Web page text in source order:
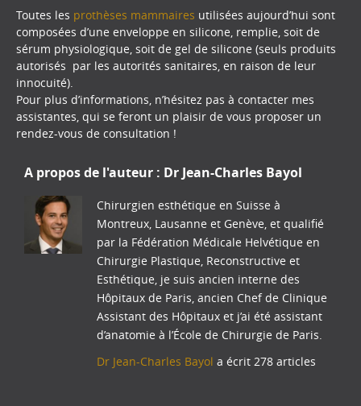
Toutes les prothèses mammaires utilisées aujourd’hui sont
composées d’une enveloppe en silicone, remplie, soit de
sérum physiologique, soit de gel de silicone (seuls produits
autorisés par les autorités sanitaires, en raison de leur
innocuité).
Pour plus d’informations, n’hésitez pas à contacter mes
assistantes, qui se feront un plaisir de vous proposer un
rendez-vous de consultation !
A propos de l'auteur : Dr Jean-Charles Bayol
Chirurgien esthétique en Suisse à
Montreux, Lausanne et Genève, et qualifié
par la Fédération Médicale Helvétique en
Chirurgie Plastique, Reconstructive et
Esthétique, je suis ancien interne des
Hôpitaux de Paris, ancien Chef de Clinique
Assistant des Hôpitaux et j’ai été assistant
d’anatomie à l’École de Chirurgie de Paris.
Dr Jean-Charles Bayol a écrit 278 articles